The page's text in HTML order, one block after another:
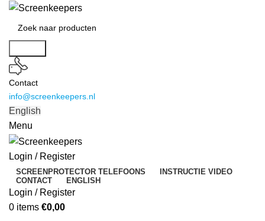
Contact
info@screenkeepers.nl
English
Menu
Login / Register
SCREENPROTECTOR TELEFOONS
INSTRUCTIE VIDEO
CONTACT
ENGLISH
Login / Register
0 items €0,00